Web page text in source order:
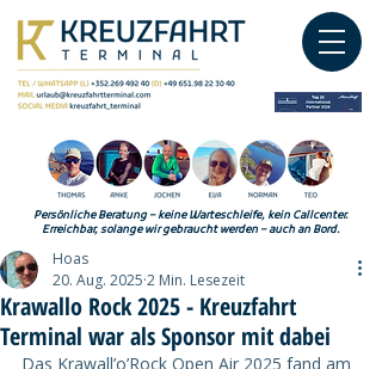
Persönliche Beratung – keine Warteschleife, kein Callcenter.
Erreichbar, solange wir gebraucht werden – auch an Bord.
Krawallo Rock 2025 - Kreuzfahrt
Terminal war als Sponsor mit dabei
Hoas
20. Aug. 2025 2 Min. Lesezeit
Das Krawall’o’Rock Open Air 2025 fand am